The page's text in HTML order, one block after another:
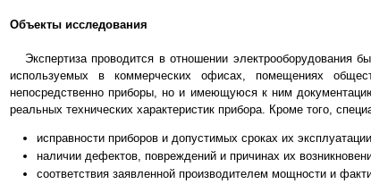
Объекты исследования
Экспертиза проводится в отношении электрооборудования
используемых в коммерческих офисах, помещениях
непосредственно приборы, но и имеющуюся к ним
реальных технических характеристик прибора. Кроме того,
исправности приборов и допустимых сроках их
наличии дефектов, повреждений и причинах их
соответствия заявленной производителем мощности и